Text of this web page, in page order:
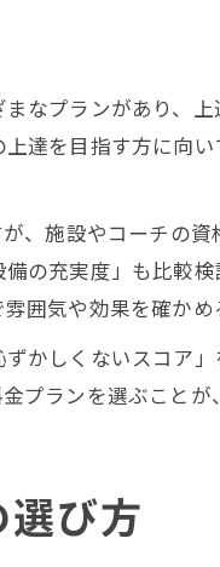
なプランがあり、
達を目指す方に向
、施設やコーチの
の充実度」も比較
囲気や効果を確かめ
かしくないスコア
プランを選ぶこと
び方